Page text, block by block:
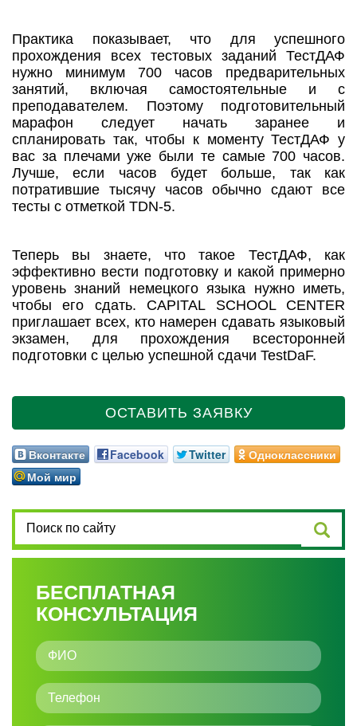
Практика показывает, что для успешного
прохождения всех тестовых заданий ТестДАФ
нужно минимум 700 часов предварительных
занятий, включая самостоятельные и с
преподавателем. Поэтому подготовительный
марафон следует начать заранее и
спланировать так, чтобы к моменту ТестДАФ у
вас за плечами уже были те самые 700 часов.
Лучше, если часов будет больше, так как
потратившие тысячу часов обычно сдают все
тесты с отметкой TDN-5.
Теперь вы знаете, что такое ТестДАФ, как
эффективно вести подготовку и какой примерно
уровень знаний немецкого языка нужно иметь,
чтобы его сдать. CAPITAL SCHOOL CENTER
приглашает всех, кто намерен сдавать языковый
экзамен, для прохождения всесторонней
подготовки с целью успешной сдачи TestDaF.
ОСТАВИТЬ ЗАЯВКУ
Вконтакте Facebook Twitter
Одноклассники
Мой мир
БЕСПЛАТНАЯ
КОНСУЛЬТАЦИЯ